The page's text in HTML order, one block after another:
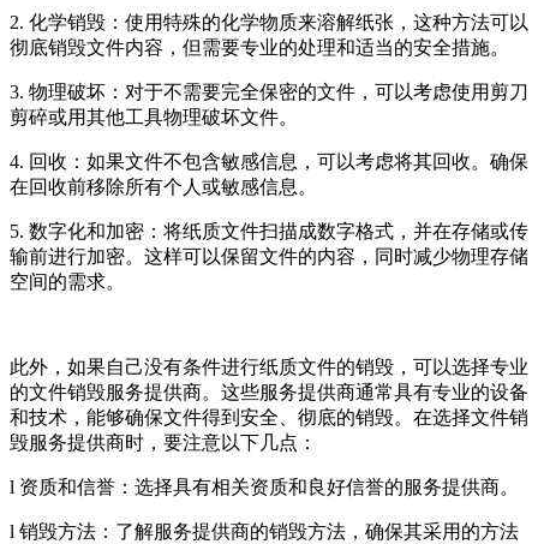
2. 化学销毁：使用特殊的化学物质来溶解纸张，这种方法可以
彻底销毁文件内容，但需要专业的处理和适当的安全措施。
3. 物理破坏：对于不需要完全保密的文件，可以考虑使用剪刀
剪碎或用其他工具物理破坏文件。
4. 回收：如果文件不包含敏感信息，可以考虑将其回收。确保
在回收前移除所有个人或敏感信息。
5. 数字化和加密：将纸质文件扫描成数字格式，并在存储或传
输前进行加密。这样可以保留文件的内容，同时减少物理存储
空间的需求。
此外，如果自己没有条件进行纸质文件的销毁，可以选择专业
的文件销毁服务提供商。这些服务提供商通常具有专业的设备
和技术，能够确保文件得到安全、彻底的销毁。在选择文件销
毁服务提供商时，要注意以下几点：
l 资质和信誉：选择具有相关资质和良好信誉的服务提供商。
l 销毁方法：了解服务提供商的销毁方法，确保其采用的方法